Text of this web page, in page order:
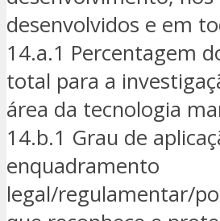
desenvolvidos e em
14.a.1 Percentagem
total para a
área da tecnologia
14.b.1 Grau de
enquadramento
legal/regulamentar/